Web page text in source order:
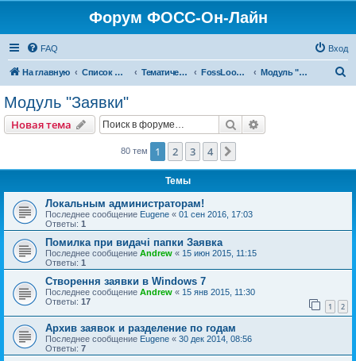
Форум ФОСС-Он-Лайн
FAQ Вход
На главную Список форумов Тематический форум FossLook Заявка Модуль "Заявки"
Модуль "Заявки"
Новая тема Поиск
80 тем 1 2 3 4
Темы
Локальным администраторам!
Последнее сообщение Eugene « 01 сен 2016, 17:03
Ответы: 1
Помилка при видачі папки Заявка
Последнее сообщение Andrew « 15 июн 2015, 11:15
Ответы: 1
Cтворення заявки в Windows 7
Последнее сообщение Andrew « 15 янв 2015, 11:30
Ответы: 17 1 2
Архив заявок и разделение по годам
Последнее сообщение Eugene « 30 дек 2014, 08:56
Ответы: 7